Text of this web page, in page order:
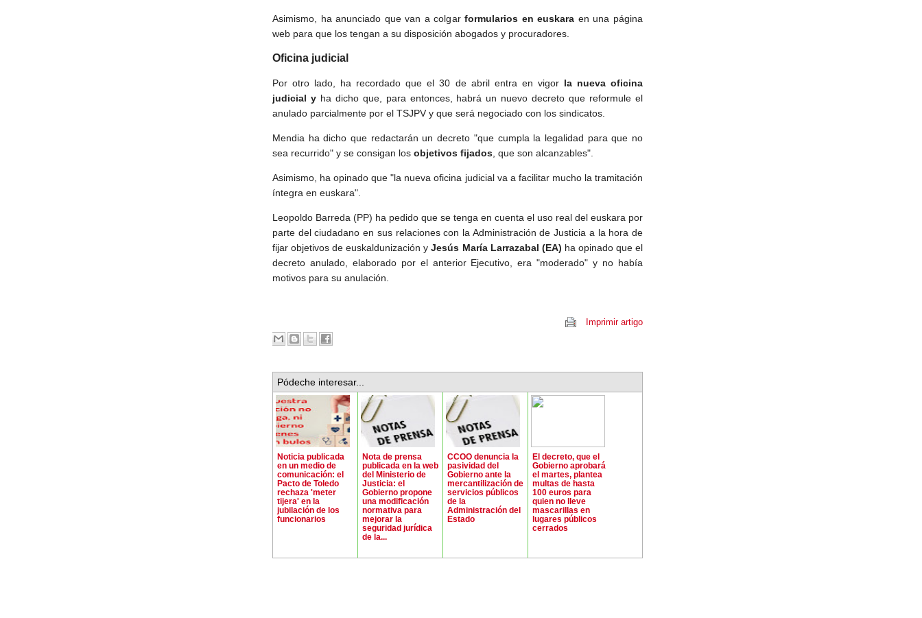
Asimismo, ha anunciado que van a colgarformularios en euskara en una página
web para que los tengan a su disposición abogados y procuradores.
Oficina judicial
Por otro lado, ha recordado que el 30 de abril entra en vigor la nueva oficina
judicial yha dicho que, para entonces, habrá un nuevo decreto que reformule el
anulado parcialmente por el TSJPV y que será negociado con los sindicatos.
Mendia ha dicho que redactarán un decreto "que cumpla la legalidad para que no
sea recurrido" y se consigan los objetivos fijados , que son alcanzables".
Asimismo, ha opinado que "la nueva oficina judicial va a facilitar mucho la tramitación
íntegra en euskara".
Leopoldo Barreda (PP) ha pedido que se tenga en cuenta el uso real del euskara por
parte del ciudadano en sus relaciones con la Administración de Justicia a la hora de
fijar objetivos de euskaldunización yJesús María Larrazabal (EA) ha opinado que el
decreto anulado, elaborado por el anterior Ejecutivo, era "moderado" y no había
motivos para su anulación.
Imprimir artigo
Pódeche interesar...
Noticia publicada
en un medio de
comunicación: el
Pacto de Toledo
rechaza 'meter
tijera' en la
jubilación de los
funcionarios
Nota de prensa
publicada en la web
del Ministerio de
Justicia: el
Gobierno propone
una modificación
normativa para
mejorar la
seguridad jurídica
de la...
CCOO denuncia la
pasividad del
Gobierno ante la
mercantilización de
servicios públicos
de la
Administración del
Estado
El decreto, que el
Gobierno aprobará
el martes, plantea
multas de hasta
100 euros para
quien no lleve
mascarillas en
lugares públicos
cerrados